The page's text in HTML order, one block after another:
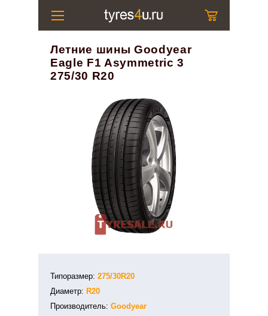
Летние шины Goodyear
Eagle F1 Asymmetric 3
275/30 R20
Типоразмер: 275/30R20
Диаметр: R20
Производитель: Goodyear